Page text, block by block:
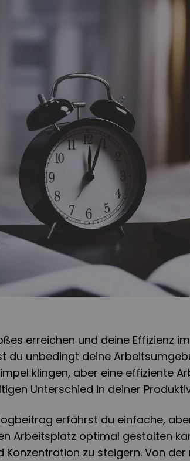
erreichen und deine Effizienz
du unbedingt deine
klingen, aber eine effiziente
Unterschied in deiner
erfährst du einfache,
Arbeitsplatz optimal gestalten
Konzentration zu steigern. Von